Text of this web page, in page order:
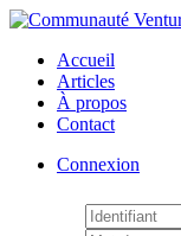
Accueil
Articles
À propos
Contact
Connexion